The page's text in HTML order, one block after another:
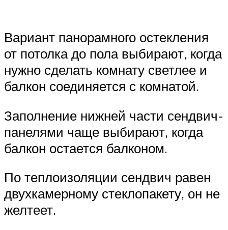
Вариант панорамного остекления
от потолка до пола выбирают, когда
нужно сделать комнату светлее и
балкон соединяется с комнатой.
Заполнение нижней части сендвич-
панелями чаще выбирают, когда
балкон остается балконом.
По теплоизоляции сендвич равен
двухкамерному стеклопакету, он не
желтеет.